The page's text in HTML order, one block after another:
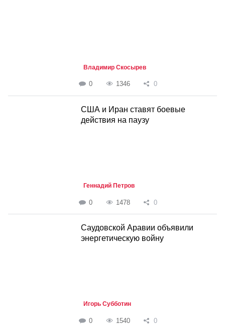
Владимир Скосырев
0 1346 0
США и Иран ставят боевые
действия на паузу
Геннадий Петров
0 1478 0
Саудовской Аравии объявили
энергетическую войну
Игорь Субботин
0 1540 0